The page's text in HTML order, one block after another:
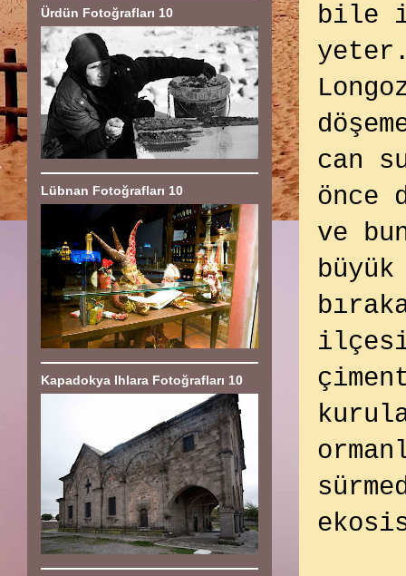
bile
can
önce
ve
Ürdün Fotoğrafları 10
Lübnan Fotoğrafları 10
Kapadokya Ihlara Fotoğrafları 10